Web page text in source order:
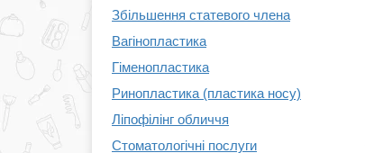
Збільшення статевого члена
Вагінопластика
Гіменопластика
Ринопластика (пластика носу)
Ліпофілінг обличчя
Стоматологічні послуги